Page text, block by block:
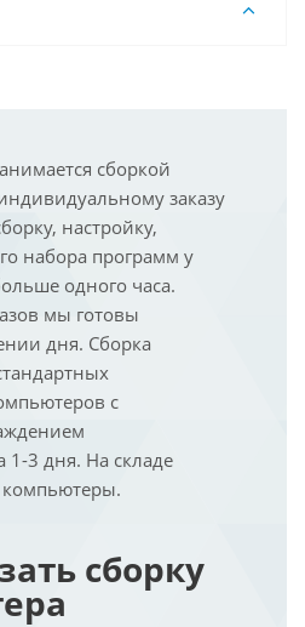
сборкой
заказу
настройку,
набора программ у
одного часа.
мы готовы
дня. Сборка
с
1-3 дня. На складе
компьютеры.
сборку